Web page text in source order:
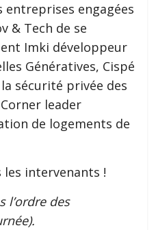
engagées
& Tech de se
Imki développeur
Génératives, Cispé
sécurité privée des
leader
de logements de
intervenants !
l’ordre des